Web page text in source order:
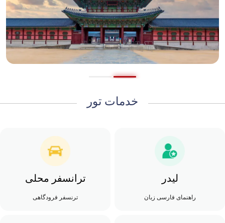
خدمات تور
لیدر
راهنمای فارسی زبان
ترانسفر محلی
ترنسفر فرودگاهی